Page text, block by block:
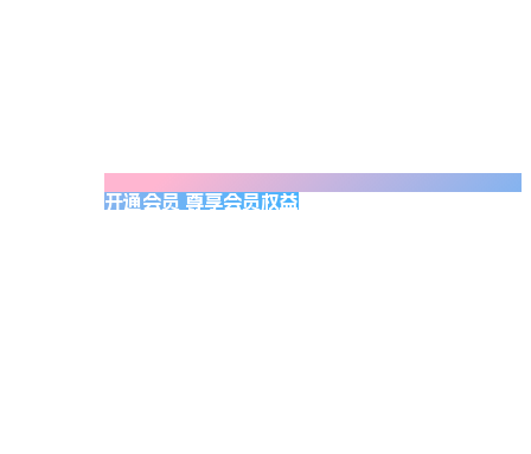
开通会员 尊享会员权益